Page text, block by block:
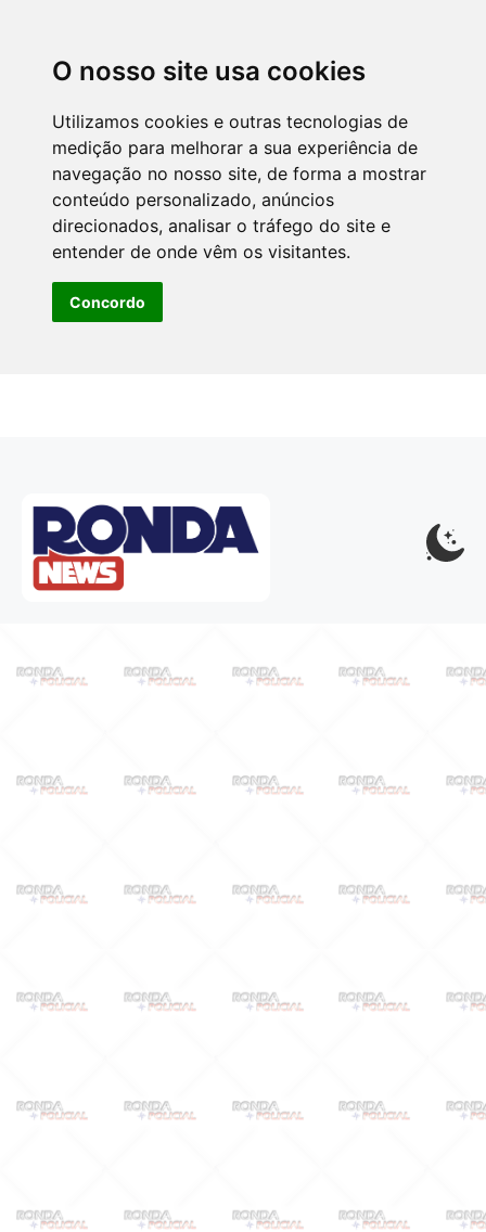
O nosso site usa cookies
Utilizamos cookies e outras tecnologias de
medição para melhorar a sua experiência de
navegação no nosso site, de forma a mostrar
conteúdo personalizado, anúncios
direcionados, analisar o tráfego do site e
entender de onde vêm os visitantes.
Concordo